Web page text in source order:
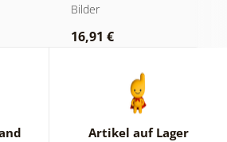
Bilder
16,91 €
Artikel auf Lager